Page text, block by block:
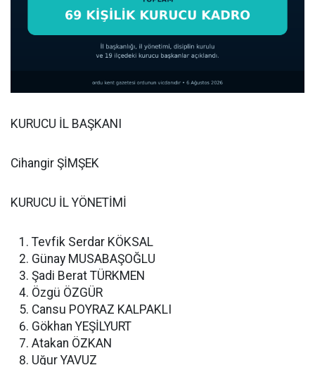
KURUCU İL BAŞKANI
Cihangir ŞİMŞEK
KURUCU İL YÖNETİMİ
Tevfik Serdar KÖKSAL
Günay MUSABAŞOĞLU
Şadi Berat TÜRKMEN
Özgü ÖZGÜR
Cansu POYRAZ KALPAKLI
Gökhan YEŞİLYURT
Atakan ÖZKAN
Uğur YAVUZ